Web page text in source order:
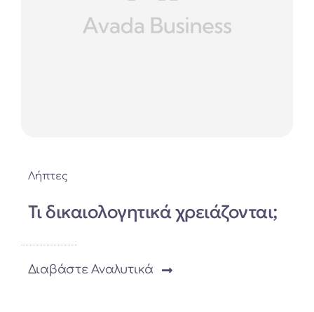
Λήπτες
Τι δικαιολογητικά χρειάζονται;
Διαβάστε Αναλυτικά